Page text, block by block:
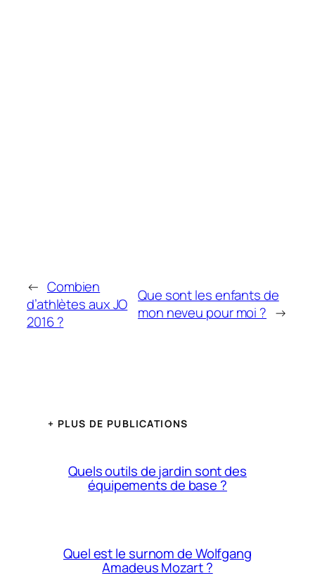
← Combien
d’athlètes aux JO
2016 ?
Que sont les enfants de
mon neveu pour moi ? →
+ PLUS DE PUBLICATIONS
Quels outils de jardin sont des
équipements de base ?
Quel est le surnom de Wolfgang
Amadeus Mozart ?